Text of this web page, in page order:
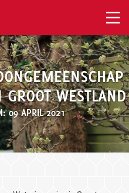
WESTLAND
09 APRIL 2021